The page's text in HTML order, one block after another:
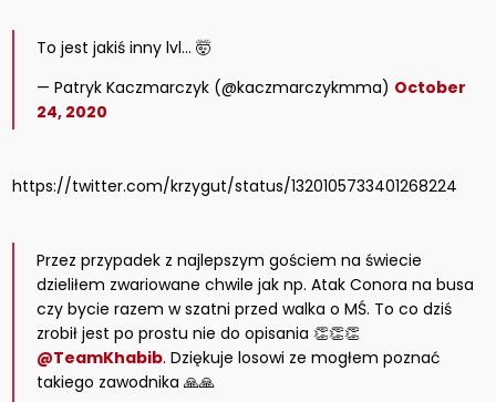
To jest jakiś inny lvl… 🤯
— Patryk Kaczmarczyk (@kaczmarczykmma) October
24, 2020
https://twitter.com/krzygut/status/1320105733401268224
Przez przypadek z najlepszym gościem na świecie
dzieliłem zwariowane chwile jak np. Atak Conora na busa
czy bycie razem w szatni przed walka o MŚ. To co dziś
zrobił jest po prostu nie do opisania 👏👏👏
@TeamKhabib. Dziękuje losowi ze mogłem poznać
takiego zawodnika 🙏🙏